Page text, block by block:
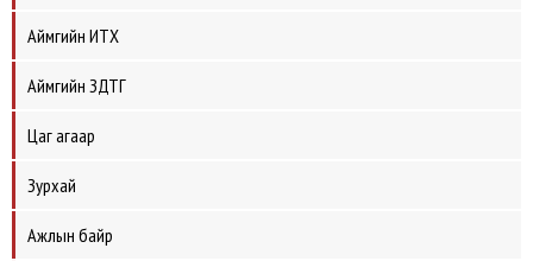
Аймгийн ИТХ
Аймгийн ЗДТГ
Цаг агаар
Зурхай
Ажлын байр